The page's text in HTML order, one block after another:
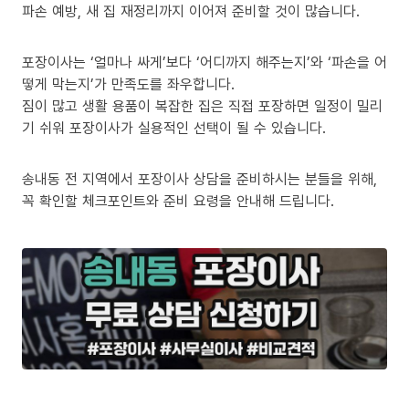
파손 예방, 새 집 재정리까지 이어져 준비할 것이 많습니다.
포장이사는 ‘얼마나 싸게’보다 ‘어디까지 해주는지’와 ‘파손을 어
떻게 막는지’가 만족도를 좌우합니다.
짐이 많고 생활 용품이 복잡한 집은 직접 포장하면 일정이 밀리
기 쉬워 포장이사가 실용적인 선택이 될 수 있습니다.
송내동 전 지역에서 포장이사 상담을 준비하시는 분들을 위해,
꼭 확인할 체크포인트와 준비 요령을 안내해 드립니다.